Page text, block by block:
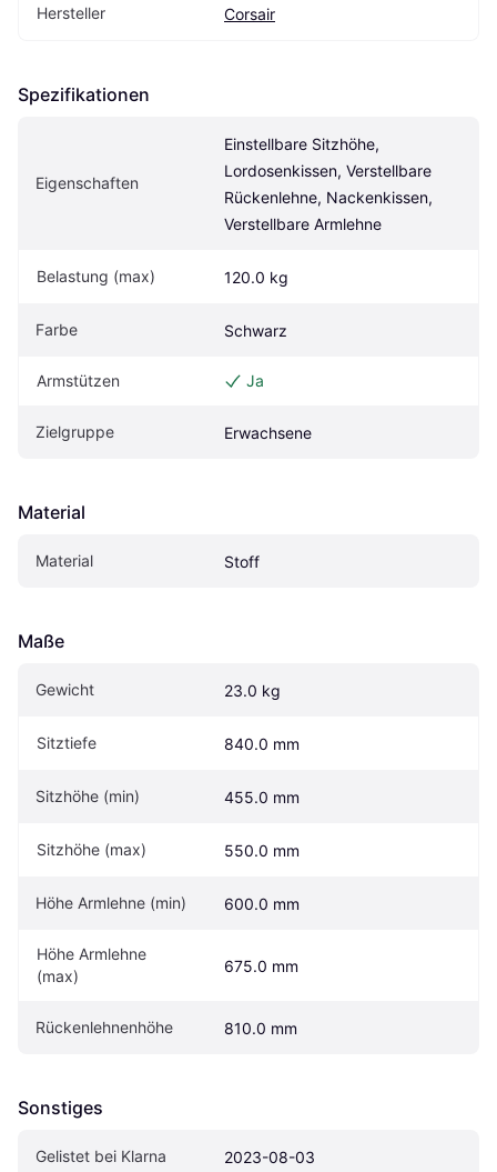
Hersteller Corsair
Spezifikationen
Eigen­schaften
Einstellbare Sitzhöhe,
Lordosenkissen, Verstellbare
Rückenlehne, Nackenkissen,
Verstellbare Armlehne
Belastung (max) 120.0 kg
Farbe Schwarz
Armstützen Ja
Zielgruppe Erwachsene
Material
Material Stoff
Maße
Gewicht 23.0 kg
Sitztiefe 840.0 mm
Sitzhöhe (min) 455.0 mm
Sitzhöhe (max) 550.0 mm
Höhe Armlehne (min) 600.0 mm
Höhe Armlehne
(max)
675.0 mm
Rückenlehnenhöhe 810.0 mm
Sonstiges
Gelistet bei Klarna 2023-08-03